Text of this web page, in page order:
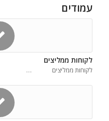
עמודים
לקוחות ממליצים
לקוחות ממליצים …